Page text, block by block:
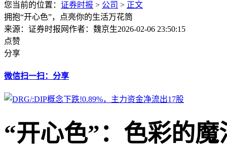
您当前的位置： 证券时报 > 公司 > 正文
拥抱“开心色”，点亮你的生活万花筒
来源：证券时报网作者：魏京生2026-02-06 23:50:15
点赞
分享
微信扫一扫：分享
“开心色”：色彩的